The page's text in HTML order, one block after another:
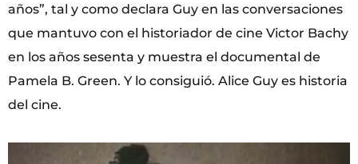
años”, tal y como declara Guy en las conversaciones
que mantuvo con el historiador de cine Victor Bachy
en los años sesenta y muestra el documental de
Pamela B. Green. Y lo consiguió. Alice Guy es historia
del cine.